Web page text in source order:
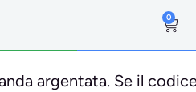
0
argentata. Se il